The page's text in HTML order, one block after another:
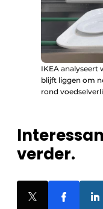
IKEA analyseert
blijft liggen om
rond
verder.